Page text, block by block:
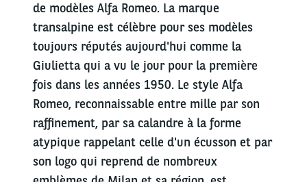
de modèles Alfa Romeo. La marque
transalpine est célèbre pour ses modèles
toujours réputés aujourd'hui comme la
Giulietta qui a vu le jour pour la première
fois dans les années 1950. Le style Alfa
Romeo, reconnaissable entre mille par son
raffinement, par sa calandre à la forme
atypique rappelant celle d'un écusson et par
son logo qui reprend de nombreux